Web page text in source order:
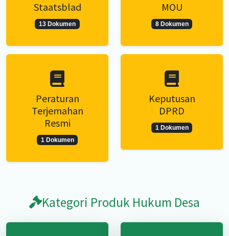
Staatsblad
13 Dokumen
MOU
8 Dokumen
Peraturan
Terjemahan
Resmi
1 Dokumen
Keputusan
DPRD
1 Dokumen
Kategori Produk Hukum Desa